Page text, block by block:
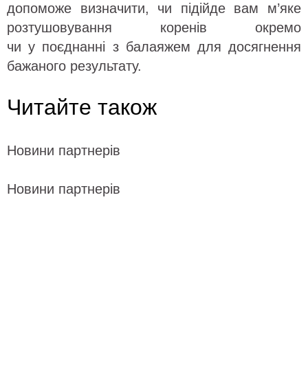
допоможе визначити, чи підійде вам м’яке
розтушовування коренів окремо
чи у поєднанні з балаяжем для досягнення
бажаного результату.
Читайте також
Новини партнерів
Новини партнерів